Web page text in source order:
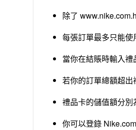
除了
每張訂單最多只能使
當你在結賬時輸入
若你的訂單總額超
禮品卡的儲值額分別
你可以登錄